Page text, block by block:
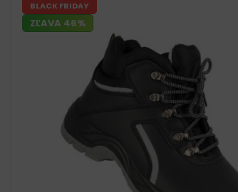
BLACK FRIDAY
ZĽAVA 46%